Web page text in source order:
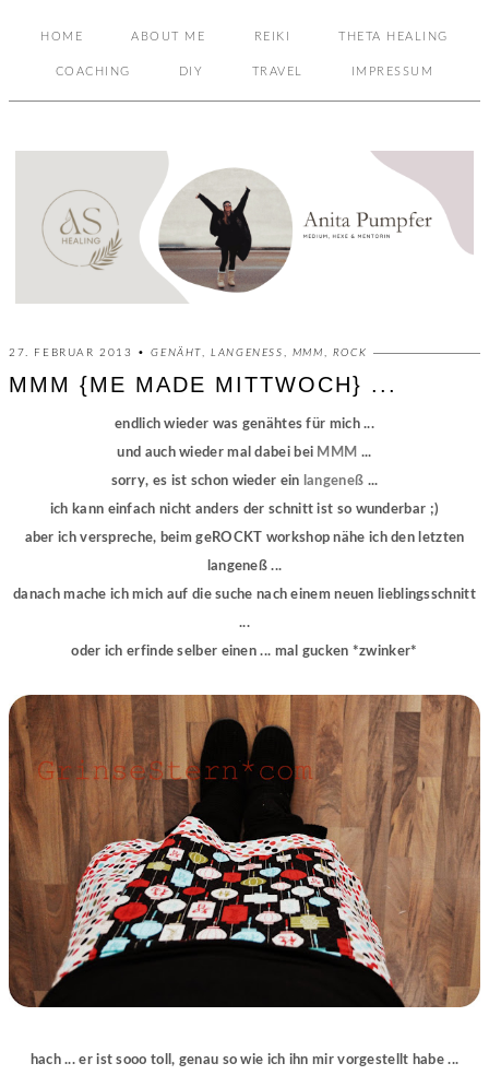
HOME ABOUT ME REIKI THETA HEALING
COACHING DIY TRAVEL IMPRESSUM
27. FEBRUAR 2013 •GENÄHT ,LANGENESS MMM ROCK
MMM {ME MADE MITTWOCH} ...
endlich wieder was genähtes für mich ...
und auch wieder mal dabei bei MMM ...
sorry, es ist schon wieder ein langeneß ...
ich kann einfach nicht anders der schnitt ist so wunderbar ;)
aber ich verspreche, beim geROCKT workshop nähe ich den letzten
langeneß ...
danach mache ich mich auf die suche nach einem neuen lieblingsschnitt
...
oder ich erfinde selber einen ... mal gucken *zwinker*
hach ... er ist sooo toll, genau so wie ich ihn mir vorgestellt habe ...